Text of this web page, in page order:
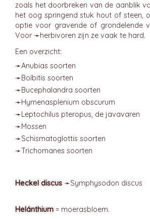
zoals het doorbreken van de aanblik
het oog springend stuk hout of steen,
optie voor gravende of grondelende
Voor ➛herbivoren zijn ze vaak te hard.
Een overzicht:
➛Anubias soorten
➛Bolbitis soorten
➛Bucephalandra soorten
➛Hymenasplenium obscurum
➛Leptochilus pteropus, de javavaren
➛Mossen
➛Schismatoglottis soorten
➛Trichomanes soorten
Heckel discus ➛Symphysodon discus
Helánthium = moerasbloem.